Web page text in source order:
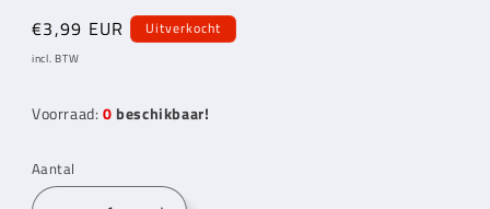
Normale
prijs
€3,99 EUR Uitverkocht
incl. BTW
Voorraad: 0 beschikbaar!
Aantal